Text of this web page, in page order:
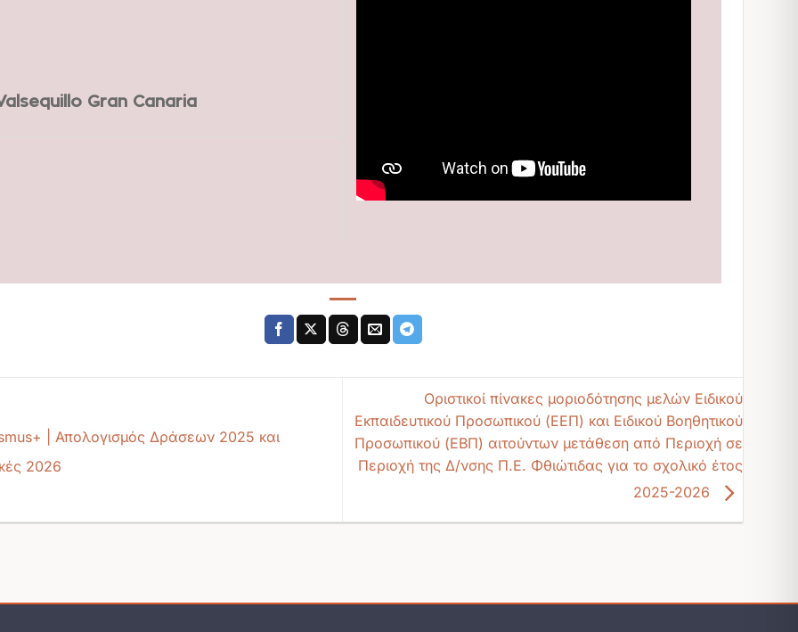
Gran Canaria
| Απολογισμός Δράσεων 2025 και
2026
Οριστικοί πίνακες μοριοδότησης μελών Ειδικού
Εκπαιδευτικού Προσωπικού (ΕΕΠ) και Ειδικού Βοηθητικού
Προσωπικού (ΕΒΠ) αιτούντων μετάθεση από Περιοχή σε
Περιοχή της Δ/νσης Π.Ε. Φθιώτιδας για το σχολικό έτος
2025-2026